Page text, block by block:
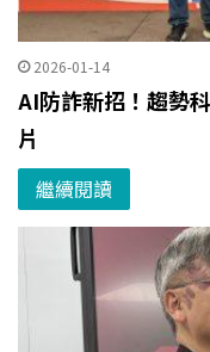
2026-01-14
AI防詐新招！趨勢
片
繼續閱讀